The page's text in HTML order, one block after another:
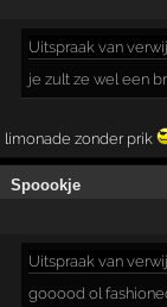
Uitspraak van
je zult ze wel een
limonade zonder prik
Spoookje
Uitspraak van
gooood ol